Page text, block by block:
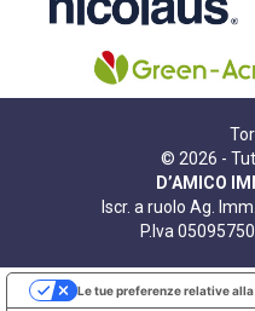
© 2026 -
D’AMICO
Iscr. a ruolo Ag.
P.Iva
Le tue preferenze relative